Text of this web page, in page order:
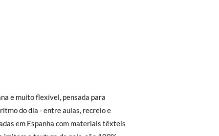
em loja, na modalidade de envio
Urgente (1 a 2 dias úteis para
30 €, o envio terá um custo de 2,95 €